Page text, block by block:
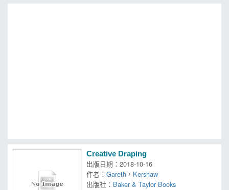
Creative Draping
出版日期：2018-10-16
作者：Gareth ， Kershaw
出版社： Baker & Taylor Books